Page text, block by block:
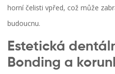
horní čelisti vpřed, což může
budoucnu.
Estetická
Bonding a